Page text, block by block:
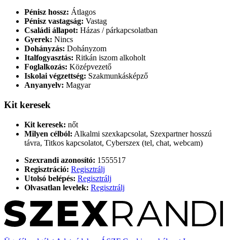
Pénisz hossz: Átlagos
Pénisz vastagság: Vastag
Családi állapot: Házas / párkapcsolatban
Gyerek: Nincs
Dohányzás: Dohányzom
Italfogyasztás: Ritkán iszom alkoholt
Foglalkozás: Középvezető
Iskolai végzettség: Szakmunkásképző
Anyanyelv: Magyar
Kit keresek
Kit keresek: nőt
Milyen célból: Alkalmi szexkapcsolat, Szexpartner hosszú
távra, Titkos kapcsolatot, Cyberszex (tel, chat, webcam)
Szexrandi azonosító: 1555517
Regisztráció: Regisztrálj
Utolsó belépés: Regisztrálj
Olvasatlan levelek: Regisztrálj